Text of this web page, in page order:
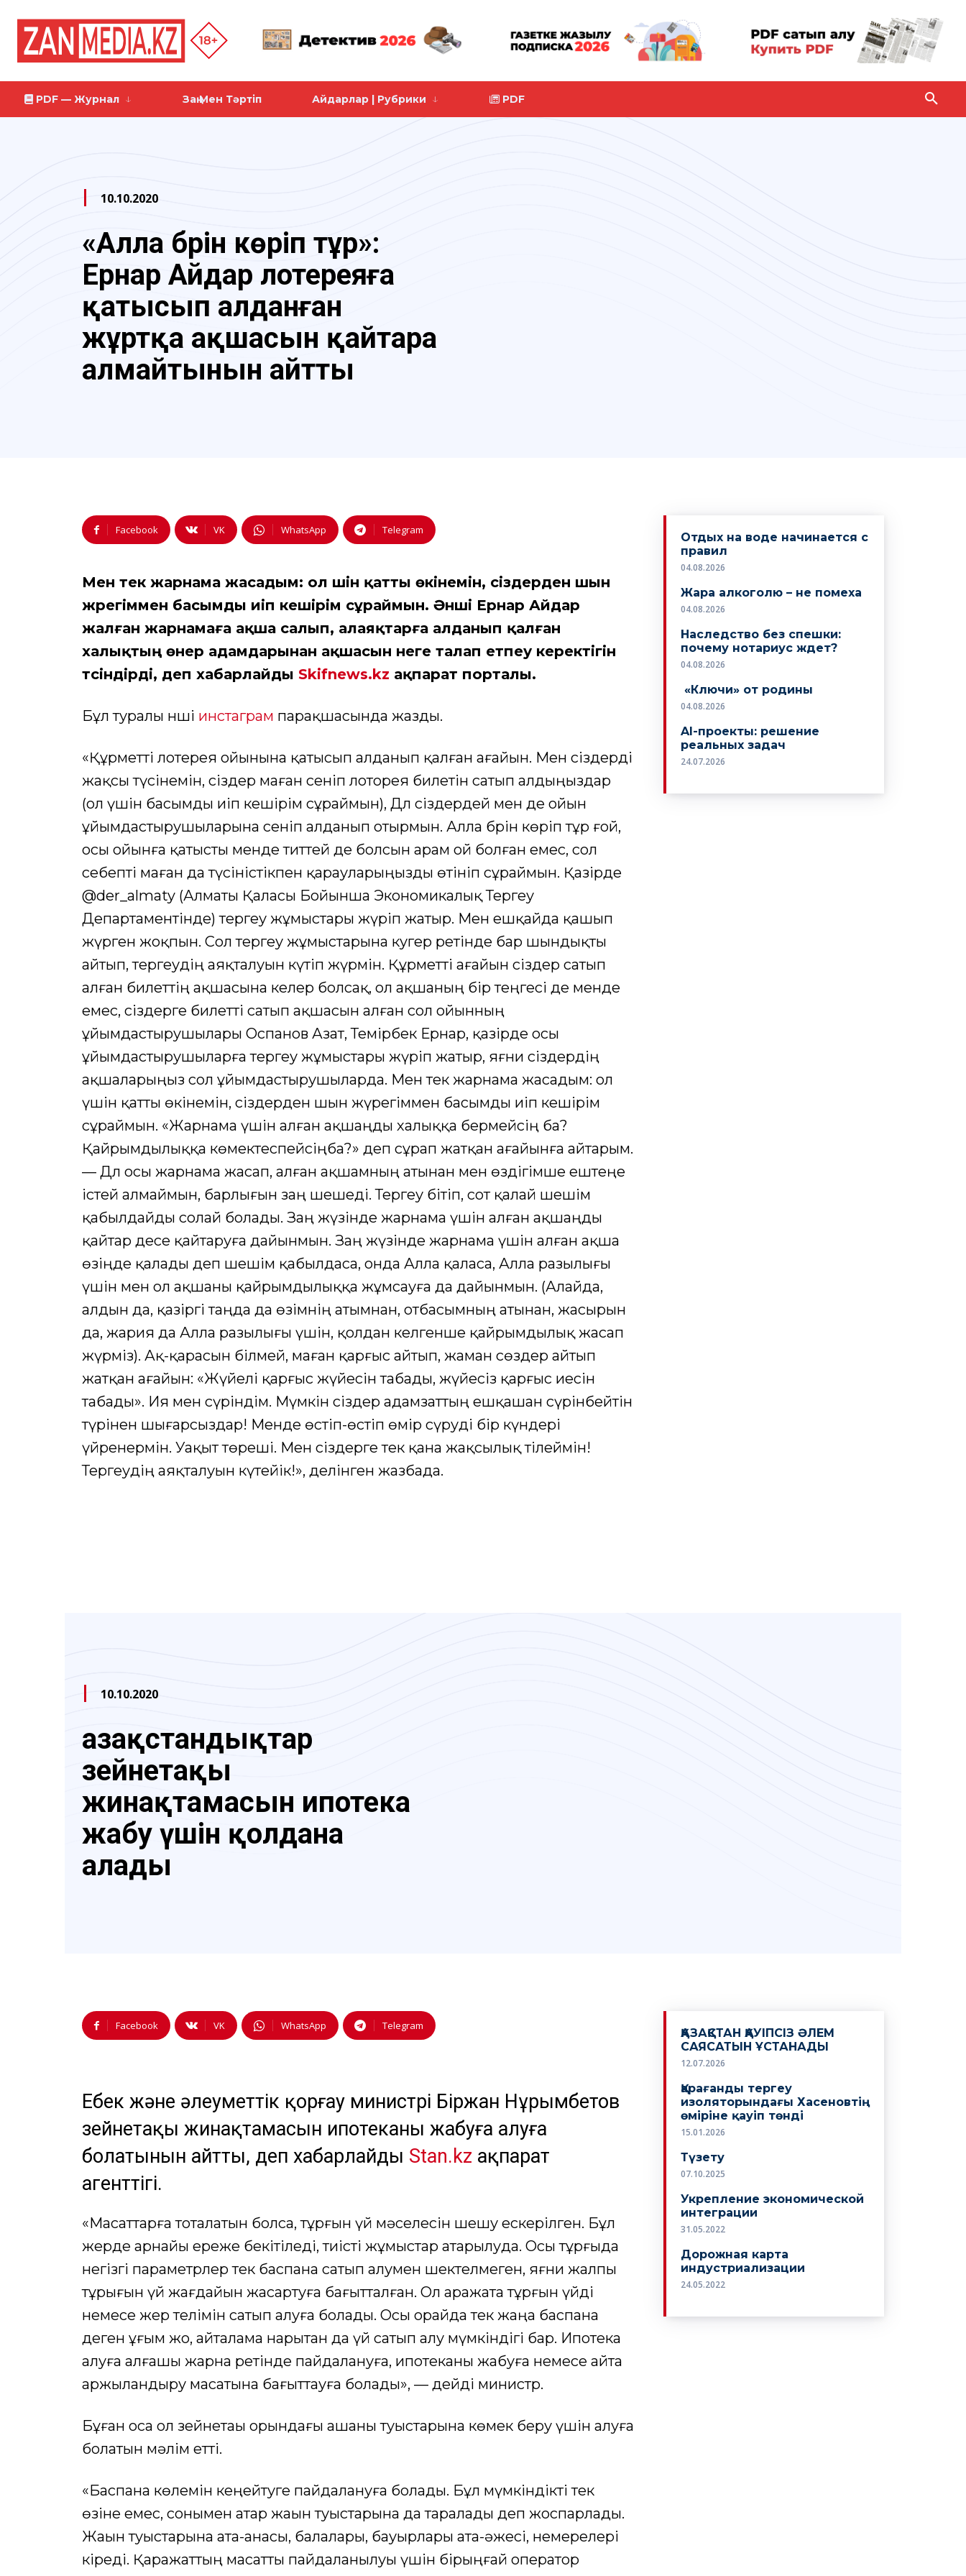
PDF — Журнал Заң Мен Тәртіп Айдарлар | Рубрики PDF
10.10.2020
«Алла бәрін көріп тұр»:
Ернар Айдар лотереяға
қатысып алданған
жұртқа ақшасын қайтара
алмайтынын айтты
Facebook VK WhatsApp Telegram
Мен тек жарнама жасадым: ол үшін қатты өкінемін, сіздерден шын
жүрегіммен басымды иіп кешірім сұраймын. Әнші Ернар Айдар
жалған жарнамаға ақша салып, алаяқтарға алданып қалған
халықтың өнер адамдарынан ақшасын неге талап етпеу керектігін
түсіндірді, деп хабарлайды Skifnews.kz ақпарат порталы.
Бұл туралы әнші инстаграм парақшасында жазды.
«Құрметті лотерея ойынына қатысып алданып қалған ағайын. Мен сіздерді
жақсы түсінемін, сіздер маған сеніп лоторея билетін сатып алдыңыздар
(ол үшін басымды иіп кешірім сұраймын), Дәл сіздердей мен де ойын
ұйымдастырушыларына сеніп алданып отырмын. Алла бәрін көріп тұр ғой,
осы ойынға қатысты менде титтей де болсын арам ой болған емес, сол
себепті маған да түсіністікпен қарауларыңызды өтініп сұраймын. Қазірде
@der_almaty (Алматы Қаласы Бойынша Экономикалық Тергеу
Департаментінде) тергеу жұмыстары жүріп жатыр. Мен ешқайда қашып
жүрген жоқпын. Сол тергеу жұмыстарына куәгер ретінде бар шындықты
айтып, тергеудің аяқталуын күтіп жүрмін. Құрметті ағайын сіздер сатып
алған билеттің ақшасына келер болсақ, ол ақшаның бір теңгесі де менде
емес, сіздерге билетті сатып ақшасын алған сол ойынның
ұйымдастырушылары Оспанов Азат, Темірбек Ернар, қазірде осы
ұйымдастырушыларға тергеу жұмыстары жүріп жатыр, яғни сіздердің
ақшаларыңыз сол ұйымдастырушыларда. Мен тек жарнама жасадым: ол
үшін қатты өкінемін, сіздерден шын жүрегіммен басымды иіп кешірім
сұраймын. «Жарнама үшін алған ақшаңды халыққа бермейсің ба?
Қайрымдылыққа көмектеспейсіңба?» деп сұрап жатқан ағайынға айтарым.
— Дәл осы жарнама жасап, алған ақшамның атынан мен өздігімше ештеңе
істей алмаймын, барлығын заң шешеді. Тергеу бітіп, сот қалай шешім
қабылдайды солай болады. Заң жүзінде жарнама үшін алған ақшаңды
қайтар десе қайтаруға дайынмын. Заң жүзінде жарнама үшін алған ақша
өзіңде қалады деп шешім қабылдаса, онда Алла қаласа, Алла разылығы
үшін мен ол ақшаны қайрымдылыққа жұмсауға да дайынмын. (Алайда,
алдын да, қазіргі таңда да өзімнің атымнан, отбасымның атынан, жасырын
да, жария да Алла разылығы үшін, қолдан келгенше қайрымдылық жасап
жүрміз). Ақ-қарасын білмей, маған қарғыс айтып, жаман сөздер айтып
жатқан ағайын: «Жүйелі қарғыс жүйесін табады, жүйесіз қарғыс иесін
табады». Ия мен сүріндім. Мүмкін сіздер адамзаттың ешқашан сүрінбейтін
түрінен шығарсыздар! Менде өстіп-өстіп өмір сүруді бір күндері
үйренермін. Уақыт төреші. Мен сіздерге тек қана жақсылық тілеймін!
Тергеудің аяқталуын күтейік!», делінген жазбада.
Отдых на воде начинается с
правил
04.08.2026
Жара алкоголю – не помеха
04.08.2026
Наследство без спешки:
почему нотариус ждет?
04.08.2026
«Ключи» от родины
04.08.2026
AI-проекты: решение
реальных задач
24.07.2026